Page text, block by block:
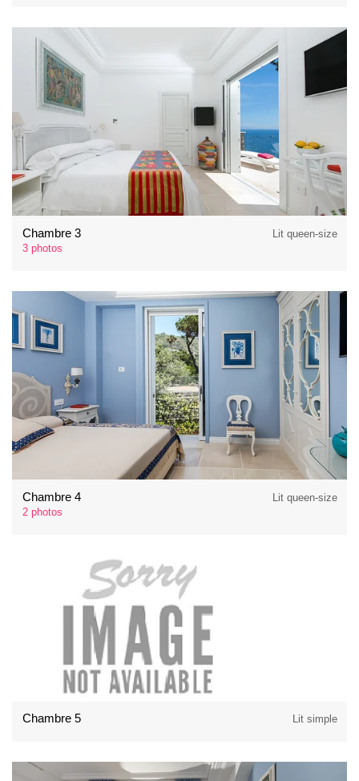
Chambre 3
3 photos
Lit queen-size
Chambre 4
2 photos
Lit queen-size
Chambre 5 Lit simple